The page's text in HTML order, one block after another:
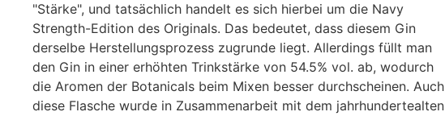
"Stärke", und tatsächlich handelt es sich hierbei um die Navy
Strength-Edition des Originals. Das bedeutet, dass diesem Gin
derselbe Herstellungsprozess zugrunde liegt. Allerdings füllt man
den Gin in einer erhöhten Trinkstärke von 54.5% vol. ab, wodurch
die Aromen der Botanicals beim Mixen besser durchscheinen. Auch
diese Flasche wurde in Zusammenarbeit mit dem jahrhundertealten